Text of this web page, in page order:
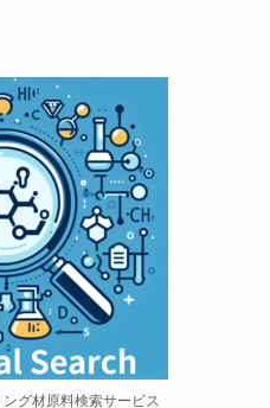
グ材原料検索サービス